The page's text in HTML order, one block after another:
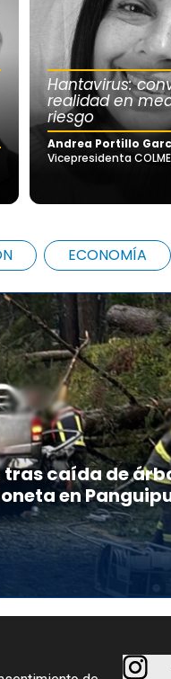
Hantavirus:
realidad en
riesgo
Andrea Portillo
Vicepresidenta
ECONOMÍA
tras caída de
en